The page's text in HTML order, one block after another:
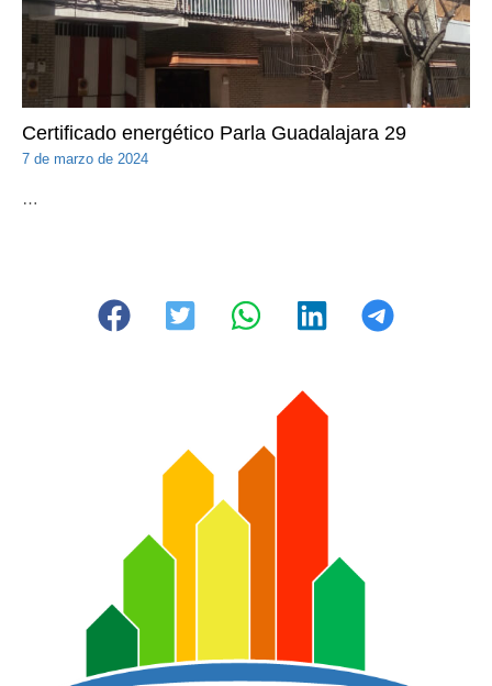
Certificado energético Parla Guadalajara 29
7 de marzo de 2024
…